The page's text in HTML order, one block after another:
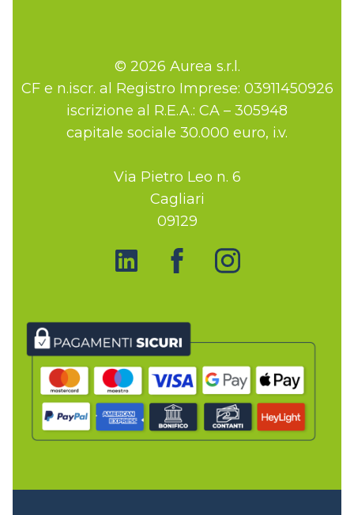
© 2026 Aurea s.r.l.
CF e n.iscr. al Registro Imprese: 03911450926
iscrizione al R.E.A.: CA – 305948
capitale sociale 30.000 euro, i.v.
Via Pietro Leo n. 6
Cagliari
09129